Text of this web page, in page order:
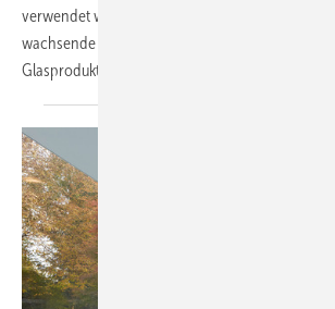
verwendet wird. Dabei soll die Partnerschaft
wachsende Nachfrage nach hochwertigen
Glasprodukten für den Wohn- und Objektbau